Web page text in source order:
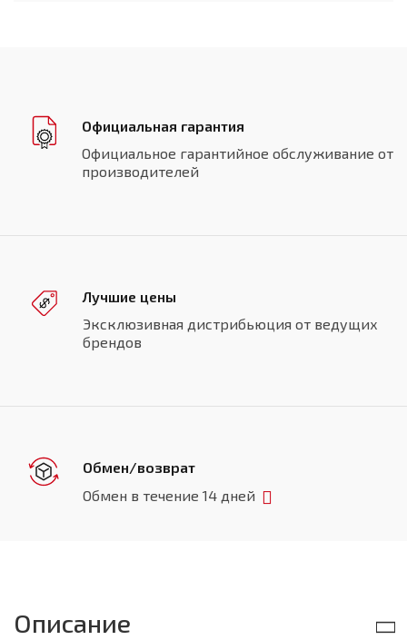
Официальная гарантия
Официальное гарантийное обслуживание от
производителей
Лучшие цены
Эксклюзивная дистрибьюция от ведущих
брендов
Обмен/возврат
Обмен в течение 14 дней
Описание